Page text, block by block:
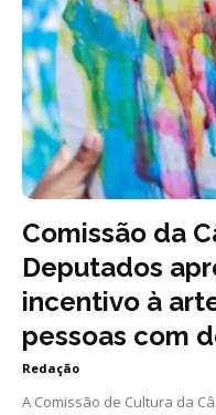
Comissão da
Deputados
incentivo à
pessoas com
Redação
A Comissão de Cultura da